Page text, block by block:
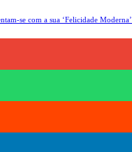
se com a sua ‘Felicidade Moderna’.